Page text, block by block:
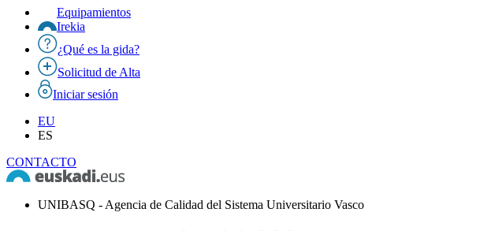
Equipamientos
Irekia
¿Qué es la gida?
Solicitud de Alta
Iniciar sesión
EU
ES
CONTACTO
UNIBASQ - Agencia de Calidad del Sistema Universitario Vasco